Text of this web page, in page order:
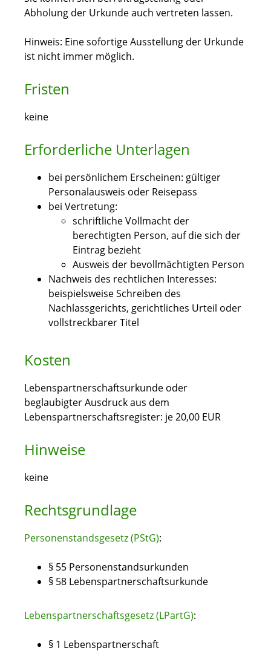
Abholung der Urkunde auch vertreten lassen.
Hinweis: Eine sofortige Ausstellung der Urkunde
ist nicht immer möglich.
Fristen
keine
Erforderliche Unterlagen
bei persönlichem Erscheinen: gültiger
Personalausweis oder Reisepass
bei Vertretung:
schriftliche Vollmacht der
berechtigten Person, auf die sich der
Eintrag bezieht
Ausweis der bevollmächtigten Person
Nachweis des rechtlichen Interesses:
beispielsweise Schreiben des
Nachlassgerichts, gerichtliches Urteil oder
vollstreckbarer Titel
Kosten
Lebenspartnerschaftsurkunde oder
beglaubigter Ausdruck aus dem
Lebenspartnerschaftsregister: je 20,00 EUR
Hinweise
keine
Rechtsgrundlage
Personenstandsgesetz (PStG):
§ 55 Personenstandsurkunden
§ 58 Lebenspartnerschaftsurkunde
Lebenspartnerschaftsgesetz (LPartG):
§ 1 Lebenspartnerschaft